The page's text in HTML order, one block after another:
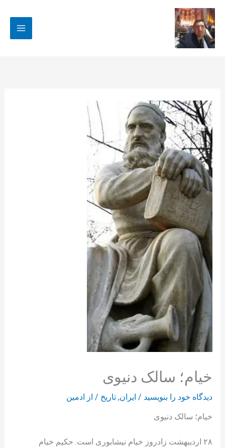
محتوا
خیام؛ سالک دنیوی
دیدگاه‌ خود را بنویسید / ایران, تاریخ / از ادمین
خیام؛ سالک دنیوی
۲۸ اردیبهشت زادروز خیام نیشابوری است. حکیم خیام